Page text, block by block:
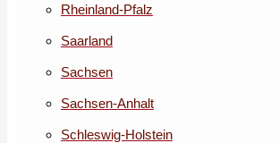
Rheinland-Pfalz
Saarland
Sachsen
Sachsen-Anhalt
Schleswig-Holstein